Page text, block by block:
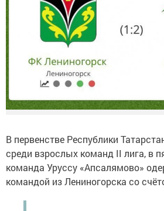
В первенстве Республики
среди взрослых команд II лига, в
команда Уруссу «Апсалямово»
командой из Лениногорска со